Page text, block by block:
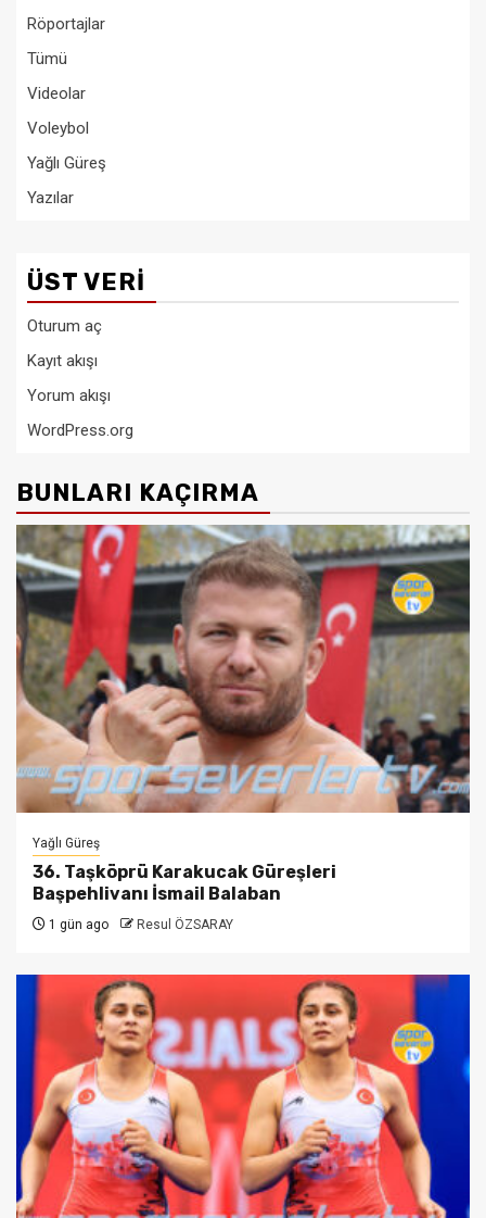
Röportajlar
Tümü
Videolar
Voleybol
Yağlı Güreş
Yazılar
ÜST VERI
Oturum aç
Kayıt akışı
Yorum akışı
WordPress.org
BUNLARI KAÇIRMA
Yağlı Güreş
36. Taşköprü Karakucak Güreşleri
Başpehlivanı İsmail Balaban
1 gün ago Resul ÖZSARAY